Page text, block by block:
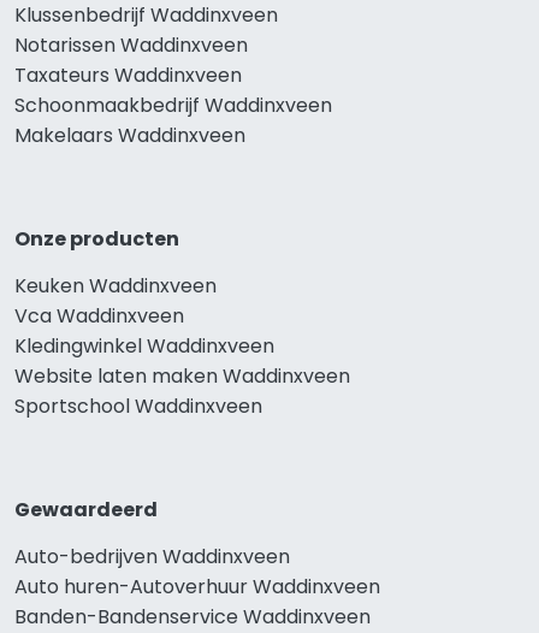
Klussenbedrijf Waddinxveen
Notarissen Waddinxveen
Taxateurs Waddinxveen
Schoonmaakbedrijf Waddinxveen
Makelaars Waddinxveen
Onze producten
Keuken Waddinxveen
Vca Waddinxveen
Kledingwinkel Waddinxveen
Website laten maken Waddinxveen
Sportschool Waddinxveen
Gewaardeerd
Auto-bedrijven Waddinxveen
Auto huren-Autoverhuur Waddinxveen
Banden-Bandenservice Waddinxveen